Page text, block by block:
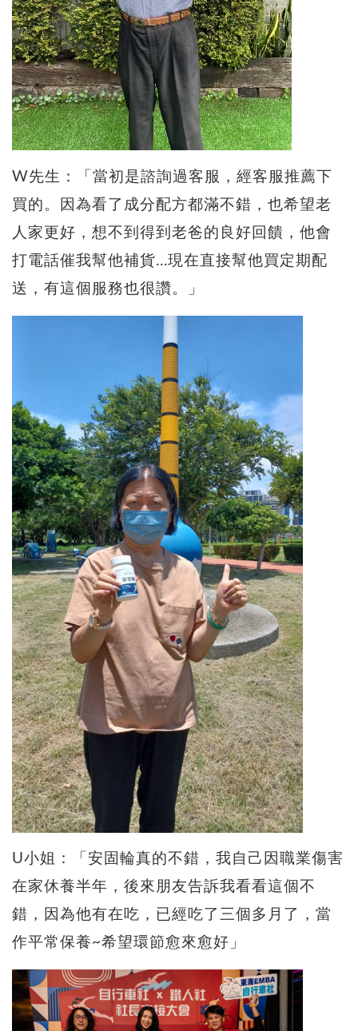
W先生：「當初是諮詢過客服，經客服推薦下
買的。因為看了成分配方都滿不錯，也希望老
人家更好，想不到得到老爸的良好回饋，他會
打電話催我幫他補貨...現在直接幫他買定期配
送，有這個服務也很讚。」
U小姐：「安固輪真的不錯，我自己因職業傷害
在家休養半年，後來朋友告訴我看看這個不
錯，因為他有在吃，已經吃了三個多月了，當
作平常保養~希望環節愈來愈好」